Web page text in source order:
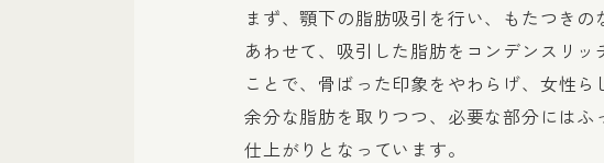
まず、顎下の脂肪吸引を行い、もたつきの
あわせて、吸引した脂肪をコンデンスリ
ことで、骨ばった印象をやわらげ、女性ら
余分な脂肪を取りつつ、必要な部分には
仕上がりとなっています。